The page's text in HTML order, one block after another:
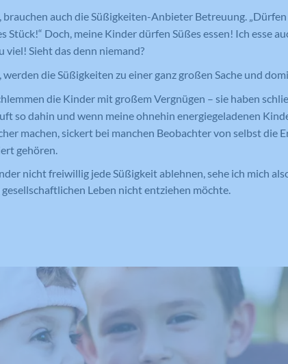
brauchen auch die Süßigkeiten-Anbieter Betreuung.
Stück!“ Doch, meine Kinder dürfen Süßes essen! Ich esse
viel! Sieht das denn niemand?
werden die Süßigkeiten zu einer ganz großen Sache und
die Kinder mit großem Vergnügen – sie haben
so dahin und wenn meine ohnehin energiegeladenen
machen, sickert bei manchen Beobachter von selbst die
gehören.
nicht freiwillig jede Süßigkeit ablehnen, sehe ich mich
gesellschaftlichen Leben nicht entziehen möchte.
Name _gid
Laufzeit 1 Tag
Registriert eine eindeutige ID, die
nutzt, zu generieren.
Laufzeit
Zweck
Registriert eine eindeutige ID, die
verwendet wird, um statistische Daten
dazu, wie der Besucher die Website
Name GPS
Anbieter YouTube
Laufzeit 1 Tag
Zweck
Registriert eine eindeutige ID auf
mobilen Geräten, um Tracking
basierend auf dem geografischen GPS-
Laufzeit
Zweck
Versucht, die Benutzerbandbreite auf
Seiten mit integrierten YouTube-Videos
zu schätzen.